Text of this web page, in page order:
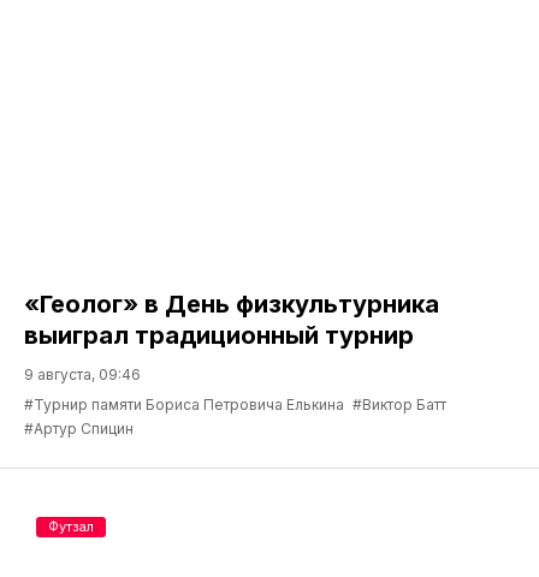
«Геолог» в День физкультурника
выиграл традиционный турнир
9 августа, 09:46
#Турнир памяти Бориса Петровича Елькина #Виктор Батт
#Артур Спицин
Футзал